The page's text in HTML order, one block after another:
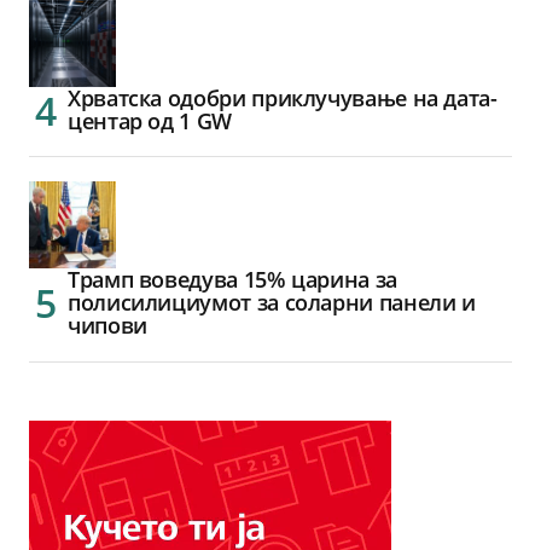
Хрватска одобри приклучување на дата-
центар од 1 GW
Трамп воведува 15% царина за
полисилициумот за соларни панели и
чипови